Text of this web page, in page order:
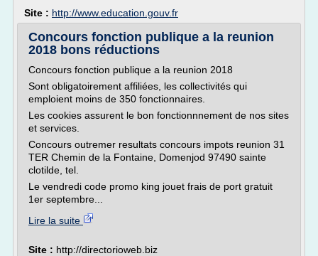
Site : http://www.education.gouv.fr
Concours fonction publique a la reunion
2018 bons réductions
Concours fonction publique a la reunion 2018
Sont obligatoirement affiliées, les collectivités qui
emploient moins de 350 fonctionnaires.
Les cookies assurent le bon fonctionnnement de nos sites
et services.
Concours outremer resultats concours impots reunion 31
TER Chemin de la Fontaine, Domenjod 97490 sainte
clotilde, tel.
Le vendredi code promo king jouet frais de port gratuit
1er septembre...
Lire la suite
Site : http://directorioweb.biz